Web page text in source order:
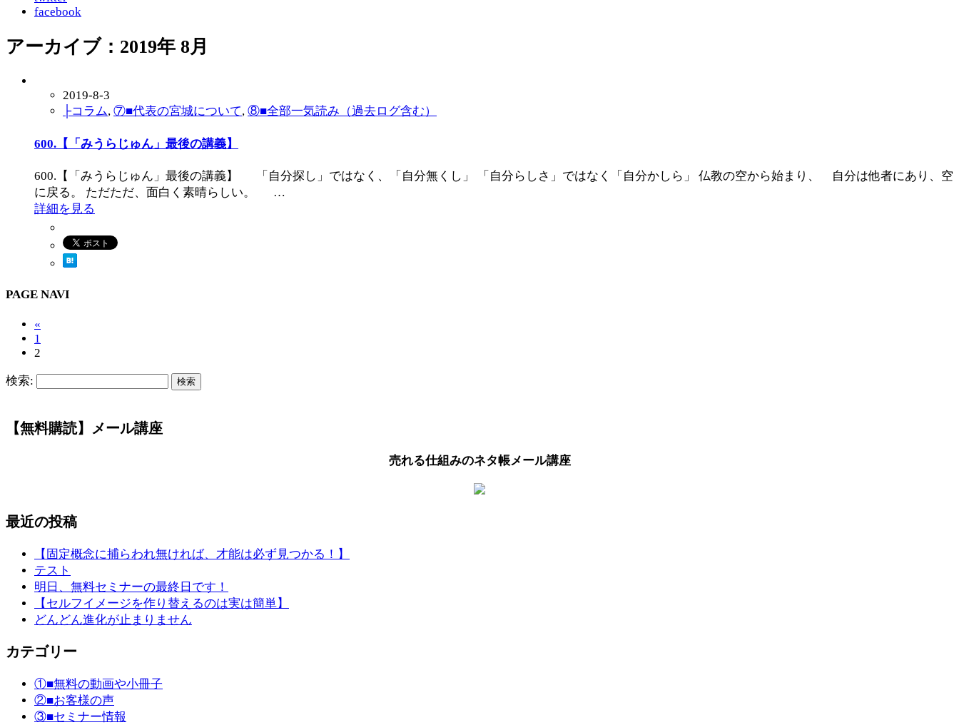
facebook
アーカイブ：2019年 8月
2019-8-3
├コラム, ⑦■代表の宮城について, ⑧■全部一気読み（過去ログ含む）
600.【「みうらじゅん」最後の講義】
600.【「みうらじゅん」最後の講義】 「自分探し」ではなく、「自分無くし」 「自分らしさ」ではなく「自分かしら」 仏教の空から始まり、 自分は他者にあり、空
に戻る。 ただただ、面白く素晴らしい。 …
詳細を見る
PAGE NAVI
«
1
2
検索:
【無料購読】メール講座
売れる仕組みのネタ帳メール講座
最近の投稿
【固定概念に捕らわれ無ければ、才能は必ず見つかる！】
テスト
明日、無料セミナーの最終日です！
【セルフイメージを作り替えるのは実は簡単】
どんどん進化が止まりません
カテゴリー
①■無料の動画や小冊子
②■お客様の声
③■セミナー情報